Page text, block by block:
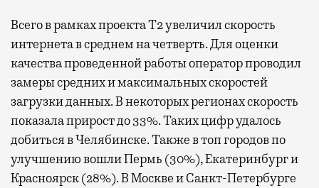
Всего в рамках проекта Т2 увеличил скорость
интернета в среднем на четверть. Для оценки
качества проведенной работы оператор проводил
замеры средних и максимальных скоростей
загрузки данных. В некоторых регионах скорость
показала прирост до 33%. Таких цифр удалось
добиться в Челябинске. Также в топ городов по
улучшению вошли Пермь (30%), Екатеринбург и
Красноярск (28%). В Москве и Санкт-Петербурге